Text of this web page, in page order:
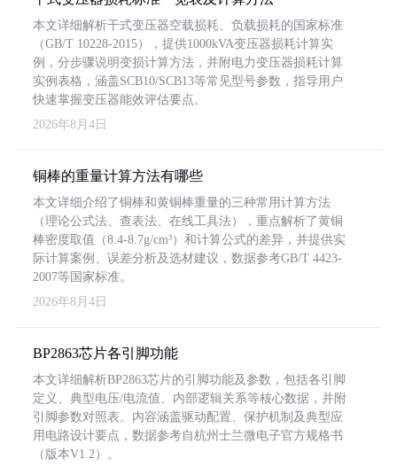
本文详细解析干式变压器空载损耗、负载损耗的国家标准
（GB/T 10228-2015），提供1000kVA变压器损耗计算实
例，分步骤说明变损计算方法，并附电力变压器损耗计算
实例表格，涵盖SCB10/SCB13等常见型号参数，指导用户
快速掌握变压器能效评估要点。
2026年8月4日
铜棒的重量计算方法有哪些
本文详细介绍了铜棒和黄铜棒重量的三种常用计算方法
（理论公式法、查表法、在线工具法），重点解析了黄铜
棒密度取值（8.4-8.7g/cm³）和计算公式的差异，并提供实
际计算案例、误差分析及选材建议，数据参考GB/T 4423-
2007等国家标准。
2026年8月4日
BP2863芯片各引脚功能
本文详细解析BP2863芯片的引脚功能及参数，包括各引脚
定义、典型电压/电流值、内部逻辑关系等核心数据，并附
引脚参数对照表。内容涵盖驱动配置、保护机制及典型应
用电路设计要点，数据参考自杭州士兰微电子官方规格书
（版本V1.2）。